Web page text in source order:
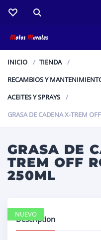
INICIO
TIENDA
RECAMBIOS Y
ACEITES Y SPRAYS
GRASA DE CADENA X-TREM
GRASA DE
TREM OFF
250ML
Description
NUEVO